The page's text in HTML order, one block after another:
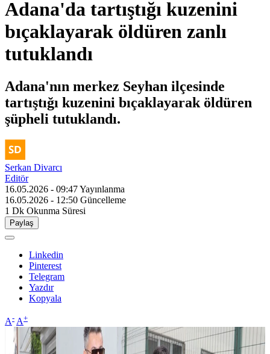
Adana'da tartıştığı kuzenini
bıçaklayarak öldüren zanlı
tutuklandı
Adana'nın merkez Seyhan ilçesinde
tartıştığı kuzenini bıçaklayarak öldüren
şüpheli tutuklandı.
Serkan Divarcı
Editör
16.05.2026 - 09:47Yayınlanma
16.05.2026 - 12:50 Güncelleme
1 Dk Okunma Süresi
Paylaş
Linkedin
Pinterest
Telegram
Yazdır
Kopyala
A- A+